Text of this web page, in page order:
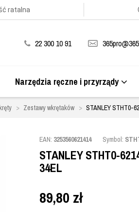
ratalna
22 300 10 91
Narzędzia ręczne i przyrządy
Zestawy wkrętaków STANLEY STHT0-
EAN: 3253560621414 Symbol:
STANLEY STHT0-
34EL
89,80 zł